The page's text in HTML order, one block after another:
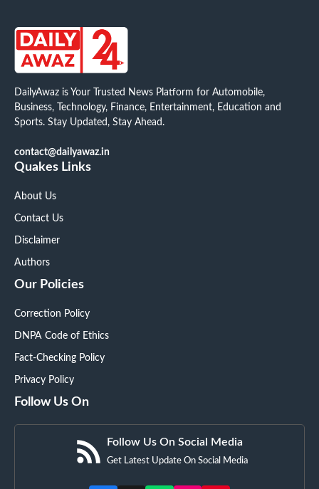
DailyAwaz is Your Trusted News Platform for Automobile,
Business, Technology, Finance, Entertainment, Education and
Sports. Stay Updated, Stay Ahead.
contact@dailyawaz.in
Quakes Links
About Us
Contact Us
Disclaimer
Authors
Our Policies
Correction Policy
DNPA Code of Ethics
Fact-Checking Policy
Privacy Policy
Follow Us On
Follow Us On Social Media
Get Latest Update On Social Media